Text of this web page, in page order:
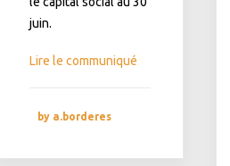
juin.
Lire le communiqué
by a.borderes